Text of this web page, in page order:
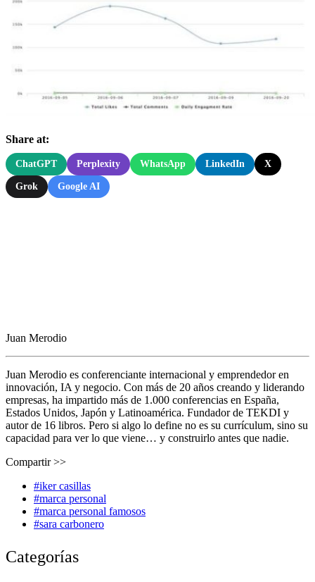
Share at:
ChatGPT Perplexity WhatsApp LinkedIn X
Grok Google AI
Juan Merodio
Juan Merodio es conferenciante internacional y emprendedor en
innovación, IA y negocio. Con más de 20 años creando y liderando
empresas, ha impartido más de 1.000 conferencias en España,
Estados Unidos, Japón y Latinoamérica. Fundador de TEKDI y
autor de 16 libros. Pero si algo lo define no es su currículum, sino su
capacidad para ver lo que viene… y construirlo antes que nadie.
Compartir >>
#iker casillas
#marca personal
#marca personal famosos
#sara carbonero
Categorías